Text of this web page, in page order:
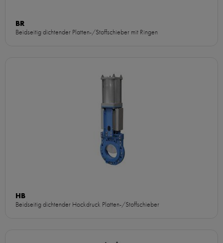
BR
Beidseitig dichtender Platten-/Stoffschieber mit Ringen
HB
Beidseitig dichtender Hockdruck Platten-/Stoffschieber